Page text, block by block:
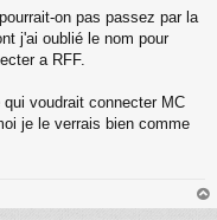
on pas passez par la
j'ai oublié le nom pour
a RFF.
voudrait connecter MC
je le verrais bien comme
au